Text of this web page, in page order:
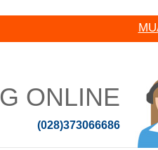
ONLINE
(028)373066686